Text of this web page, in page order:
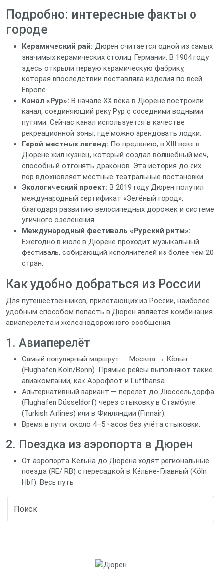
Подробно: интересные факты о
городе
Керамический рай: Дюрен считается одной из самых
значимых керамических столиц Германии. В 1904 году
здесь открыли первую керамическую фабрику,
которая впоследствии поставляла изделия по всей
Европе.
Канал «Рур»: В начале XX века в Дюрене построили
канал, соединяющий реку Рур с соседними водными
путями. Сейчас канал используется в качестве
рекреационной зоны, где можно арендовать лодки.
Герой местных легенд: По преданию, в XIII веке в
Дюрене жил кузнец, который создал волшебный меч,
способный отгонять драконов. Эта история до сих
пор вдохновляет местные театральные постановки.
Экологический проект: В 2019 году Дюрен получил
международный сертификат «Зелёный город»,
благодаря развитию велосипедных дорожек и системе
уличного озеленения.
Международный фестиваль «Рурский ритм»:
Ежегодно в июле в Дюрене проходит музыкальный
фестиваль, собирающий исполнителей из более чем 20
стран.
Как удобно добраться из России
Для путешественников, прилетающих из России, наиболее
удобным способом попасть в Дюрен является комбинация
авиаперелёта и железнодорожного сообщения.
1. Авиаперелёт
Самый популярный маршрут — Москва → Кёльн
(Flughafen Köln/Bonn). Прямые рейсы выполняют такие
авиакомпании, как Аэрофлот и Lufthansa.
Альтернативный вариант — перелёт до Дюссельдорфа
(Flughafen Düsseldorf) через стыковку в Стамбуле
(Turkish Airlines) или в Финляндии (Finnair).
Время в пути: около 4–5 часов без учёта стыковки.
2. Поездка из аэропорта в Дюрен
От аэропорта Кёльна до Дюрена ходят региональные
поезда (RE/ RB) с пересадкой в Кёльне‑Главный (Köln
Hbf). Весь путь